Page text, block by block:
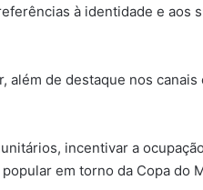
à identidade e aos
além de destaque nos canais
incentivar a
em torno da Copa do